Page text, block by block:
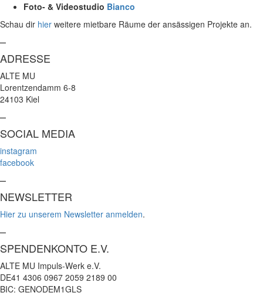
Foto- & Videostudio Bianco
Schau dir hier weitere mietbare Räume der ansässigen Projekte an.
–
ADRESSE
ALTE MU
Lorentzendamm 6-8
24103 Kiel
–
SOCIAL MEDIA
instagram
facebook
–
NEWSLETTER
Hier zu unserem Newsletter anmelden.
–
SPENDENKONTO E.V.
ALTE MU Impuls-Werk e.V.
DE41 4306 0967 2059 2189 00
BIC: GENODEM1GLS